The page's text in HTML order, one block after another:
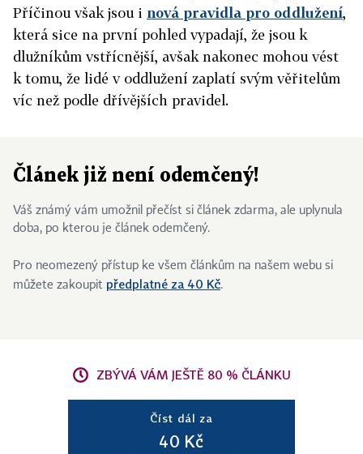
Příčinou však jsou i nová pravidla pro oddlužení,
která sice na první pohled vypadají, že jsou k
dlužníkům vstřícnější, avšak nakonec mohou vést
k tomu, že lidé v oddlužení zaplatí svým věřitelům
víc než podle dřívějších pravidel.
Článek již není odemčený!
Váš známý vám umožnil přečíst si článek zdarma, ale uplynula
doba, po kterou je článek odemčený.
Pro neomezený přístup ke všem článkům na našem webu si
můžete zakoupit předplatné za 40 Kč.
ZBÝVÁ VÁM JEŠTĚ 80 % ČLÁNKU
Číst dál za
40 Kč